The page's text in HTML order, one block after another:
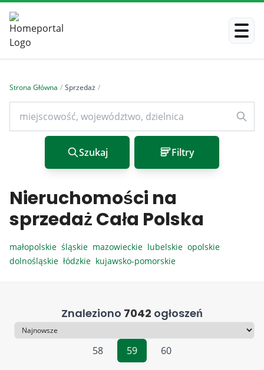
Strona Główna / Sprzedaż /
Szukaj Filtry
Nieruchomości na
sprzedaż Cała Polska
małopolskie śląskie mazowieckie lubelskie opolskie
dolnośląskie łódzkie kujawsko-pomorskie
Znaleziono 7042 ogłoszeń
Sortowanie
58
59 60